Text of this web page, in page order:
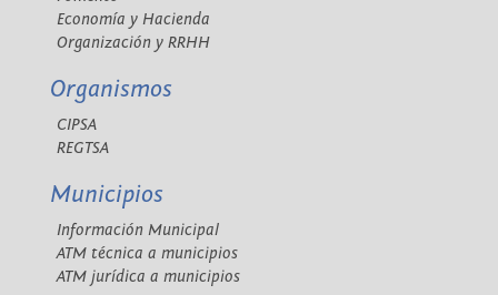
Economía y Hacienda
Organización y RRHH
Organismos
CIPSA
REGTSA
Municipios
Información Municipal
ATM técnica a municipios
ATM jurídica a municipios